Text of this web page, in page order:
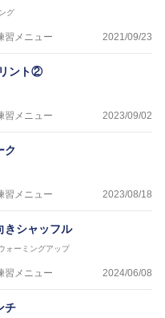
グ
習メニュー 2021/09/23
ント②
習メニュー 2023/09/02
ク
習メニュー 2023/08/18
きシャッフル
ォーミングアップ
習メニュー 2024/06/08
チ